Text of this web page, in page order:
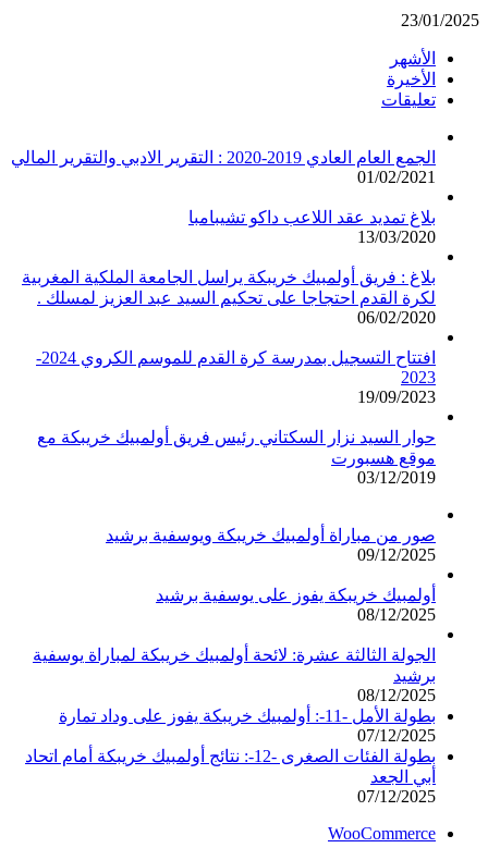
23/01/2025
الأشهر
الأخيرة
تعليقات
الجمع العام العادي 2019-2020 : التقرير الادبي والتقرير المالي
01/02/2021
بلاغ تمديد عقد اللاعب داكو تشيبامبا
13/03/2020
بلاغ : فريق أولمبيك خريبكة يراسل الجامعة الملكية المغربية
لكرة القدم احتجاجا على تحكيم السيد عبد العزيز لمسلك .
06/02/2020
افتتاح التسجيل بمدرسة كرة القدم للموسم الكروي 2024-
2023
19/09/2023
حوار السيد نزار السكتاني رئيس فريق أولمبيك خريبكة مع
موقع هسبورت
03/12/2019
صور من مباراة أولمبيك خريبكة ويوسفية برشيد
09/12/2025
أولمبيك خريبكة يفوز على يوسفية برشيد
08/12/2025
الجولة الثالثة عشرة: لائحة أولمبيك خريبكة لمباراة يوسفية
برشيد
08/12/2025
بطولة الأمل -11-: أولمبيك خريبكة يفوز على وداد تمارة
07/12/2025
بطولة الفئات الصغرى -12-: نتائج أولمبيك خريبكة أمام اتحاد
أبي الجعد
07/12/2025
WooCommerce